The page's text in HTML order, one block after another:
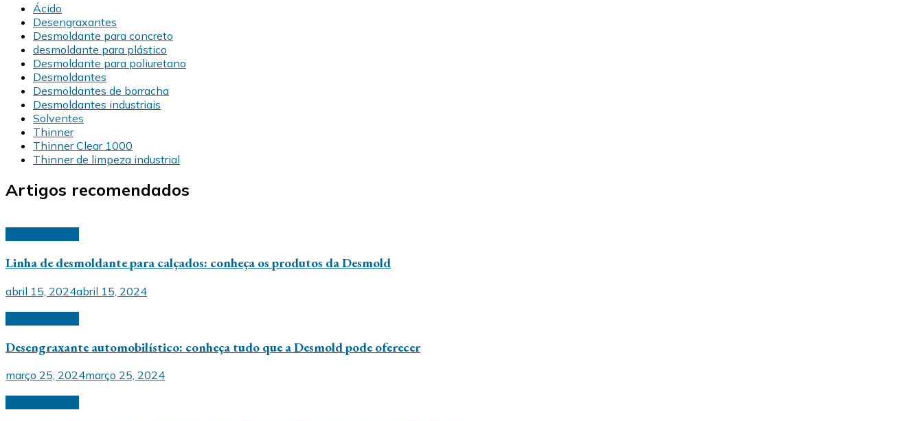
Ácido
Desengraxantes
Desmoldante para concreto
desmoldante para plástico
Desmoldante para poliuretano
Desmoldantes
Desmoldantes de borracha
Desmoldantes industriais
Solventes
Thinner
Thinner Clear 1000
Thinner de limpeza industrial
Artigos recomendados
Linha de desmoldante para calçados: conheça os produtos da Desmold
abril 15, 2024abril 15, 2024
Desengraxante automobilístico: conheça tudo que a Desmold pode oferecer
março 25, 2024março 25, 2024